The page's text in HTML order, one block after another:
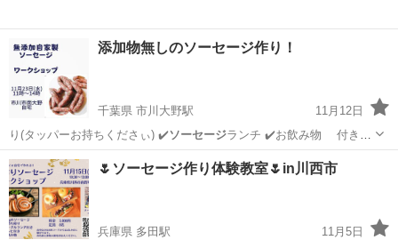
添加物無しのソーセージ作り！
千葉県 市川大野駅
11月12日
り(タッパーお持ちくださぃ) ✔️ソーセージランチ ✔️お飲み物 付きで
す！…
千葉 市川市 美容健康 ソーセージ
🌷ソーセージ作り体験教室🌷in川西市
兵庫県 多田駅
11月5日